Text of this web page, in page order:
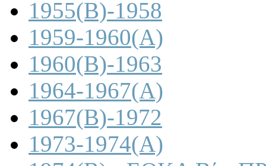
1955(B)-1958
1959-1960(A)
1960(B)-1963
1964-1967(A)
1967(B)-1972
1973-1974(A)